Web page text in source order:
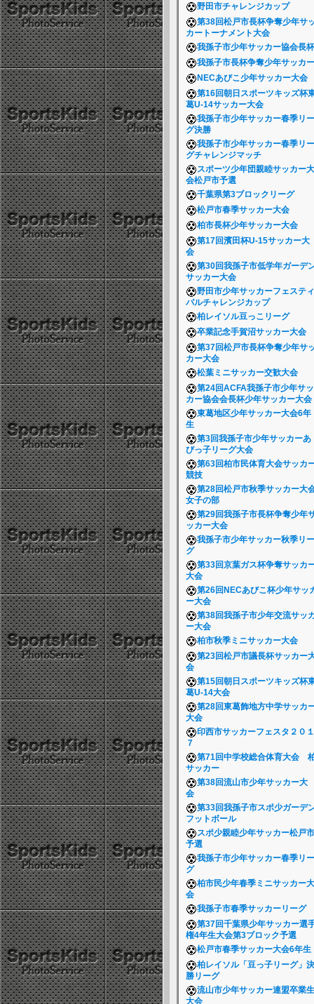
野田市チャレンジカップ
第38回松戸市長杯争奪少年サ
カートーナメント大会
我孫子市少年サッカー協会長
我孫子市長杯争奪少年サッカー
NECあびこ少年サッカー大会
第16回朝日スポーツキッズ杯
葛U-14サッカー大会
我孫子市少年サッカー春季リー
グ決勝
我孫子市少年サッカー春季リー
グチャレンジマッチ
スポーツ少年団親睦サッカー大
会松戸市予選
千葉県第3ブロックリーグ
松戸市春季サッカー大会
柏市長杯少年サッカー大会
第17回濱田杯U-15サッカー大
会
第30回我孫子市低学年ガーデ
サッカー大会
野田市少年サッカーフェスティ
バルチャレンジカップ
柏レイソル豆っこリーグ
卒業記念手賀沼サッカー大会
第37回松戸市長杯争奪少年サ
カー大会
松葉ミニサッカー交歓大会
第24回ACFA我孫子市少年サッ
カー協会会長杯少年サッカー大会
東葛地区少年サッカー大会6年
生
第3回我孫子市少年サッカーあ
びっ子リーグ大会
第63回柏市民体育大会サッカ
競技
第28回松戸市秋季サッカー大
女子の部
第29回我孫子市長杯争奪少年
ッカー大会
我孫子市少年サッカー秋季リー
グ
第33回京葉ガス杯争奪サッカ
大会
第26回NECあびこ杯少年サッ
ー大会
第38回我孫子市少年交流サッ
ー大会
柏市秋季ミニサッカー大会
第23回松戸市議長杯サッカー
会
第15回朝日スポーツキッズ杯
葛U-14大会
第28回東葛飾地方中学サッカ
大会
印西市サッカーフェスタ２０１
７
第71回中学校総合体育大会
サッカー
第38回流山市少年サッカー大
会
第33回我孫子市スポ少ガーデ
フットボール
スポ少親睦少年サッカー松戸市
予選
我孫子市少年サッカー春季リー
グ
柏市民少年春季ミニサッカー大
会
我孫子市春季サッカーリーグ
第37回千葉県少年サッカー選
権4年生大会第3ブロック予選
松戸市春季サッカー大会6年生
柏レイソル「豆っ子リーグ」決
勝リーグ
流山市少年サッカー連盟卒業生
大会